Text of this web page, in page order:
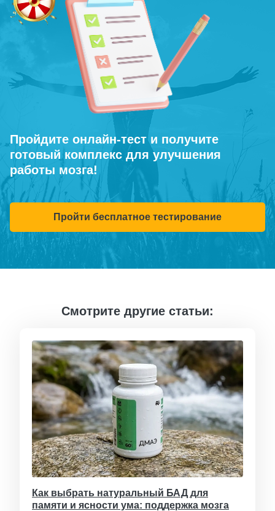
Пройдите онлайн-тест и получите
готовый комплекс для улучшения
работы мозга!
Пройти бесплатное тестирование
Смотрите другие статьи:
Как выбрать натуральный БАД для
памяти и ясности ума: поддержка мозга